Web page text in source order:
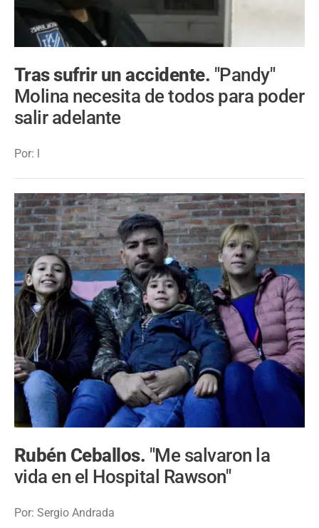
Tras sufrir un accidente. "Pandy"
Molina necesita de todos para poder
salir adelante
Por: l
Rubén Ceballos. "Me salvaron la
vida en el Hospital Rawson"
Por: Sergio Andrada